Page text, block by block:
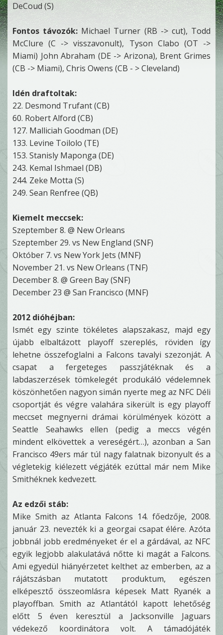
DeCoud (S)
Fontos távozók: Michael Turner (RB -> cut), Todd
McClure (C -> visszavonult), Tyson Clabo (OT ->
Miami) John Abraham (DE -> Arizona), Brent Grimes
(CB -> Miami), Chris Owens (CB - > Cleveland)
Idén draftoltak:
22. Desmond Trufant (CB)
60. Robert Alford (CB)
127. Malliciah Goodman (DE)
133. Levine Toilolo (TE)
153. Stanisly Maponga (DE)
243. Kemal Ishmael (DB)
244. Zeke Motta (S)
249. Sean Renfree (QB)
Kiemelt meccsek:
Szeptember 8. @ New Orleans
Szeptember 29. vs New England (SNF)
Október 7. vs New York Jets (MNF)
November 21. vs New Orleans (TNF)
December 8. @ Green Bay (SNF)
December 23 @ San Francisco (MNF)
2012 dióhéjban:
Ismét egy szinte tökéletes alapszakasz, majd egy
újabb elbaltázott playoff szereplés, röviden így
lehetne összefoglalni a Falcons tavalyi szezonját. A
csapat a fergeteges passzjátéknak és a
labdaszerzések tömkelegét produkáló védelemnek
köszönhetően nagyon simán nyerte meg az NFC Déli
csoportját és végre valahára sikerült is egy playoff
meccset megnyerni drámai körülmények között a
Seattle Seahawks ellen (pedig a meccs végén
mindent elkövettek a vereségért…), azonban a San
Francisco 49ers már túl nagy falatnak bizonyult és a
végletekig kiélezett végjáték ezúttal már nem Mike
Smithéknek kedvezett.
Az edzői stáb:
Mike Smith az Atlanta Falcons 14. főedzője, 2008.
január 23. nevezték ki a georgai csapat élére. Azóta
jobbnál jobb eredményeket ér el a gárdával, az NFC
egyik legjobb alakulatává nőtte ki magát a Falcons.
Ami egyedül hiányérzetet kelthet az emberben, az a
rájátszásban mutatott produktum, egészen
elképesztő összeomlásra képesek Matt Ryanék a
playoffban. Smith az Atlantától kapott lehetőség
előtt 5 éven keresztül a Jacksonville Jaguars
védekező koordinátora volt. A támadójáték